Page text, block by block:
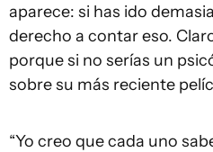
aparece: si has ido
derecho a contar eso.
porque si no serías un
sobre su más reciente
“Yo creo que cada uno